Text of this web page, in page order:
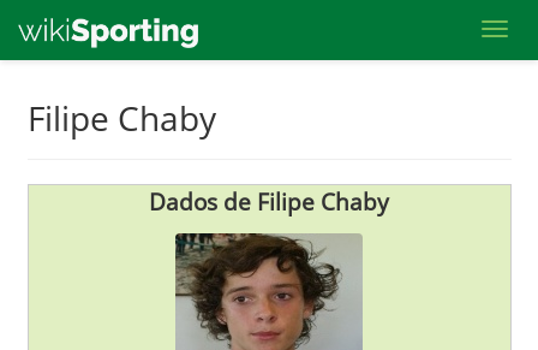
Filipe Chaby
Dados de Filipe Chaby